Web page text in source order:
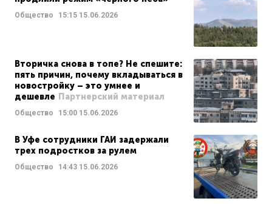
Общество 15:15 15.06.2026
Вторичка снова в топе? Не спешите:
пять причин, почему вкладываться в
новостройку – это умнее и
дешевле Партнерский материал
Общество 15:00 15.06.2026
В Уфе сотрудники ГАИ задержали
трех подростков за рулем
Общество 14:43 15.06.2026